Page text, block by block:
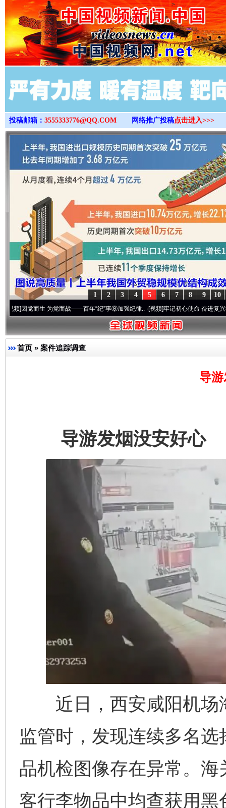
>
投稿邮箱： 3555333776@QQ.COM 网络推广投稿点击进入>>>
10
9
8
7
6
5
4
3
2
1
生 为党而战——百年“纪”事⑧加强纪律..·[视频]牢记初心使命 奋进复兴征程丨“转折
首页 » 案件追踪调查
导
导游发烟没安好心
近日，西安咸阳机场
监管时，发现连续多名选
品机检图像存在异常。
客行李物品中均查获用